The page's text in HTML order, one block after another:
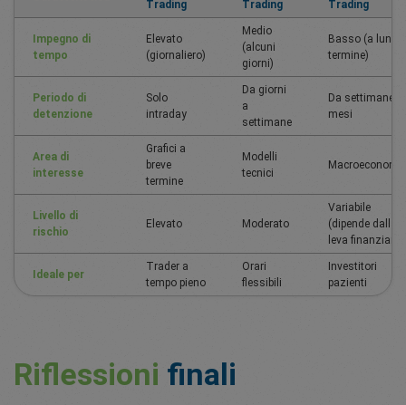
Trading
Trading
Trading
Impegno di
tempo
Elevato
(giornaliero)
Medio
(alcuni
giorni)
Basso (a lungo
termine)
Periodo di
detenzione
Solo
intraday
Da giorni
a
settimane
Da settimane a
mesi
Area di
interesse
Grafici a
breve
termine
Modelli
tecnici
Livello di
rischio
Elevato Moderato
Variabile
(dipende dalla
leva finanziaria)
Ideale per
Trader a
tempo pieno
Orari
flessibili
Investitori
pazienti
Riflessioni finali